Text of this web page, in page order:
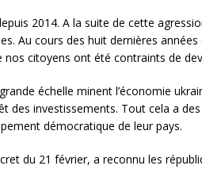
2014. A la suite de cette
Au cours des huit dernières années
citoyens ont été contraints de
échelle minent l’économie
des investissements. Tout cela a
démocratique de leur pays.
du 21 février, a reconnu les